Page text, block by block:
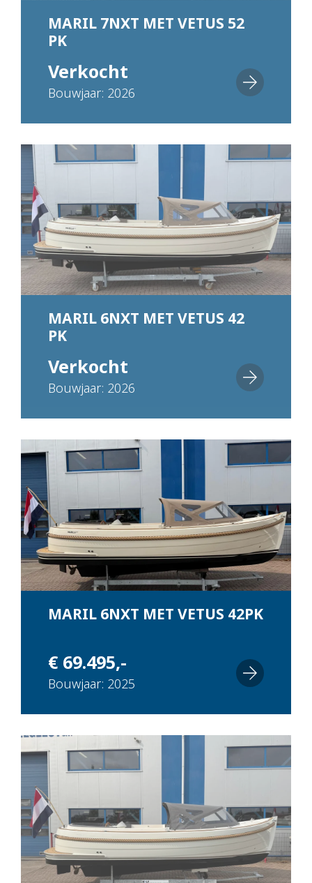
MARIL 7NXT MET VETUS 52
PK
Verkocht
Bouwjaar: 2026
MARIL 6NXT MET VETUS 42
PK
Verkocht
Bouwjaar: 2026
MARIL 6NXT MET VETUS 42PK
€ 69.495,-
Bouwjaar: 2025